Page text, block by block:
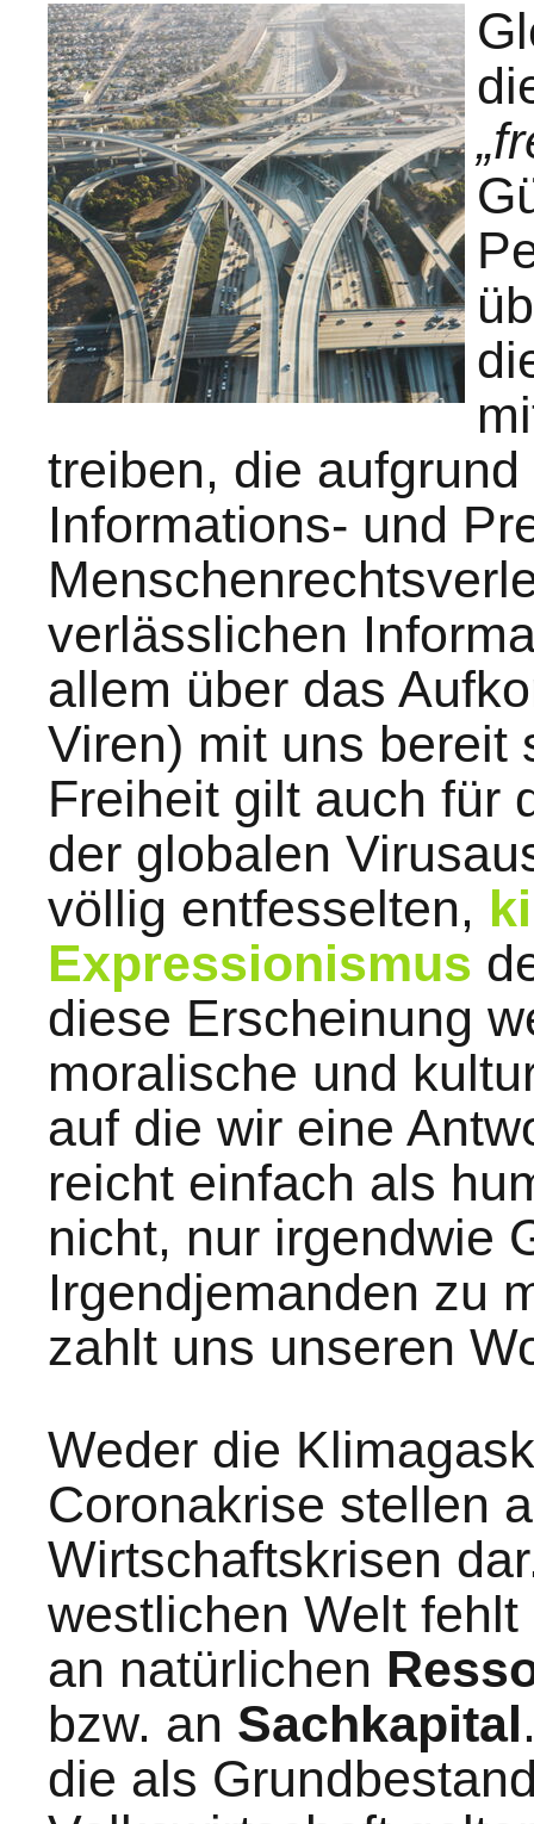
treiben, die
Informations- und
verlässlichen
allem über das
Viren) mit uns bereit
Freiheit gilt auch für
der globalen
völlig entfesselten,
Expressionismus
diese Erscheinung
moralische und
auf die wir eine
reicht einfach als
nicht, nur irgendwie
Irgendjemanden zu
zahlt uns unseren
Weder die
Coronakrise stellen
Wirtschaftskrisen
westlichen Welt
an natürlichen
bzw. an Sachkapital
die als